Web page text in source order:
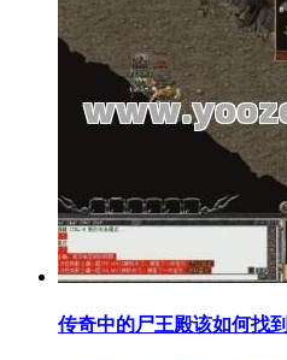
传奇中的尸王殿该如何找到